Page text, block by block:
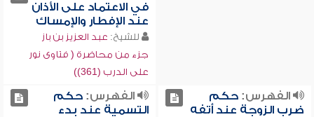
في الاعتماد على الأذان
عند الإفطار والإمساك
للشيخ: عبد العزيز بن باز
جزء من محاضرة ( فتاوى نور
على الدرب (361))
الفهرس:حكم
ضرب الزوجة عند أتفه
الفهرس:حكم
التسمية عند بدء